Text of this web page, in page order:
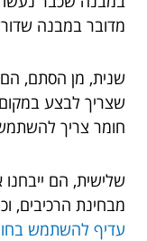
מדובר במבנה
שנית, מן הסתם,
שצריך לבצע
חומר צריך
שלישית, הם
מבחינת הרכיבים,
עדיף להשתמש